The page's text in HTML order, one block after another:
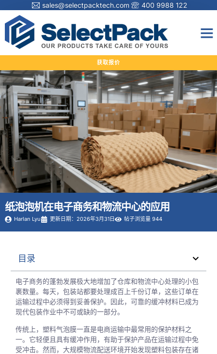
sales@selectpacktech.com 400 9988 122
获取报价
纸泡泡机在电子商务和物流中心的应用
Harlan Lyu 更新日期：2026年3月31日 帖子浏览量 944
目录
电子商务的蓬勃发展极大地增加了仓库和物流中心处理的小包
裹数量。每天，包装站都要处理成百上千份订单，这些订单在
运输过程中必须得到妥善保护。因此，可靠的缓冲材料已成为
现代包装作业中不可或缺的一部分。
传统上，塑料气泡膜一直是电商运输中最常用的保护材料之
一。它轻便且具有缓冲作用，有助于保护产品在运输过程中免
受冲击。然而，大规模物流配送环境开始发现塑料包装存在诸